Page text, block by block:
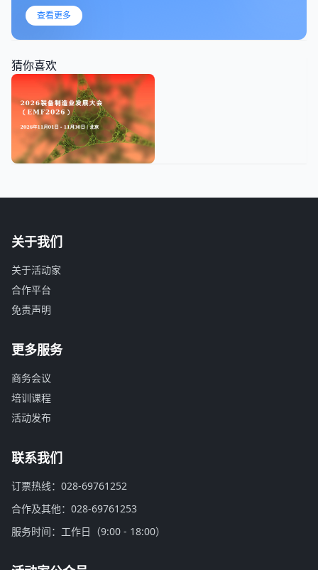
查看更多
猜你喜欢
关于我们
关于活动家
合作平台
免责声明
更多服务
商务会议
培训课程
活动发布
联系我们
订票热线：028-69761252
合作及其他：028-69761253
服务时间：工作日（9:00 - 18:00）